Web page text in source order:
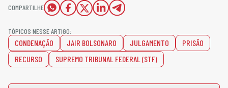
COMPARTILHE
TÓPICOS NESSE ARTIGO:
CONDENAÇÃO JAIR BOLSONARO JULGAMENTO
PRISÃO
RECURSO
SUPREMO TRIBUNAL FEDERAL (STF)